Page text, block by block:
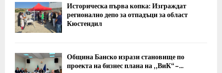
Историческа първа копка: Изграждат
регионално депо за отпадъци за област
Кюстендил
Община Банско изрази становище по
проекта на бизнес плана на „ВиК“ –...